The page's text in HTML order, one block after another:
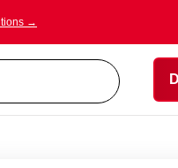
→